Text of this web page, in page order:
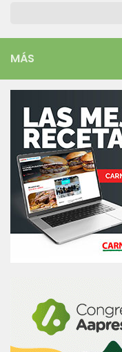
MÁS